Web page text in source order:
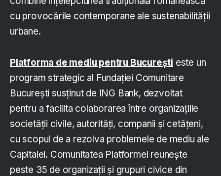
cu provocările contemporane ale sustenabilității
urbane.
Platforma de mediu pentru București este un
program strategic al Fundației Comunitare
București susținut de ING Bank, dezvoltat
pentru a facilita colaborarea între organizațiile
societății civile, autorități, companii și cetățeni,
cu scopul de a rezolva problemele de mediu ale
Capitalei. Comunitatea Platformei reunește
peste 35 de organizații și grupuri civice din